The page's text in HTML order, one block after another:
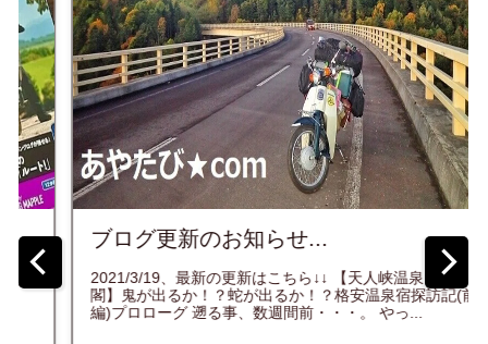
新のお知らせ...
最新の更新はこちら↓↓ 【天人峡温泉 天人
るか！？蛇が出るか！？格安温泉宿探訪記(前
グ 遡る事、数週間前・・・。 やっ...
四国歩き
入！】超
宿！？...